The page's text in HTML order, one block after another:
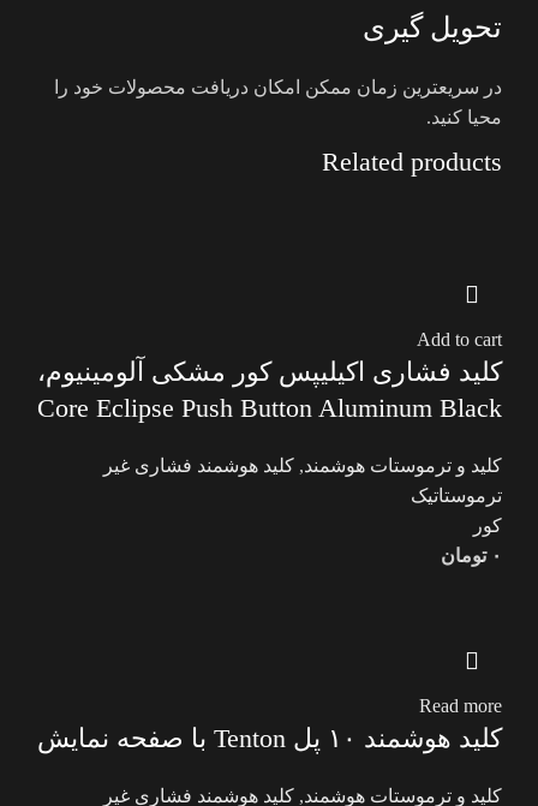
تحویل گیری
در سریعترین زمان ممکن امکان دریافت محصولات خود را
محیا کنید.
Related products
Add to cart
کلید فشاری اکیلیپس کور مشکی آلومینیوم،
Core Eclipse Push Button Aluminum Black
کلید و ترموستات هوشمند, کلید هوشمند فشاری غیر
ترموستاتیک
کور
۰ تومان
Read more
کلید هوشمند ۱۰ پل Tenton با صفحه نمایش
کلید و ترموستات هوشمند, کلید هوشمند فشاری غیر